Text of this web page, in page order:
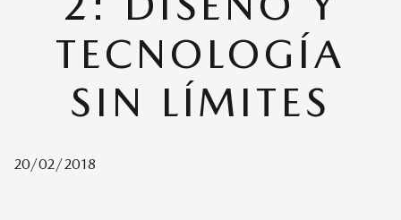
MAZDA CX-5
MAZDA CX-50
TECNOLOGÍA
SIN LÍMITES
20/02/2018